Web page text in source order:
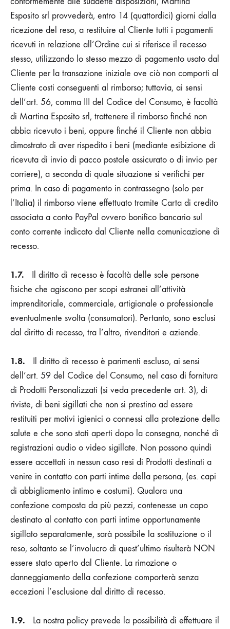
Esposito srl provvederà, entro 14 (quattordici) giorni dalla
ricezione del reso, a restituire al Cliente tutti i pagamenti
ricevuti in relazione all’Ordine cui si riferisce il recesso
stesso, utilizzando lo stesso mezzo di pagamento usato dal
Cliente per la transazione iniziale ove ciò non comporti al
Cliente costi conseguenti al rimborso; tuttavia, ai sensi
dell’art. 56, comma III del Codice del Consumo, è facoltà
di Martina Esposito srl, trattenere il rimborso finché non
abbia ricevuto i beni, oppure finché il Cliente non abbia
dimostrato di aver rispedito i beni (mediante esibizione di
ricevuta di invio di pacco postale assicurato o di invio per
corriere), a seconda di quale situazione si verifichi per
prima. In caso di pagamento in contrassegno (solo per
l’Italia) il rimborso viene effettuato tramite Carta di credito
associata a conto PayPal ovvero bonifico bancario sul
conto corrente indicato dal Cliente nella comunicazione di
recesso.
1.7.
Il diritto di recesso è facoltà delle sole persone
fisiche che agiscono per scopi estranei all’attività
imprenditoriale, commerciale, artigianale o professionale
eventualmente svolta (consumatori). Pertanto, sono esclusi
dal diritto di recesso, tra l’altro, rivenditori e aziende.
1.8.
Il diritto di recesso è parimenti escluso, ai sensi
dell’art. 59 del Codice del Consumo, nel caso di fornitura
di Prodotti Personalizzati (si veda precedente art. 3), di
riviste, di beni sigillati che non si prestino ad essere
restituiti per motivi igienici o connessi alla protezione della
salute e che sono stati aperti dopo la consegna, nonché di
registrazioni audio o video sigillate. Non possono quindi
essere accettati in nessun caso resi di Prodotti destinati a
venire in contatto con parti intime della persona, (es. capi
di abbigliamento intimo e costumi). Qualora una
confezione composta da più pezzi, contenesse un capo
destinato al contatto con parti intime opportunamente
sigillato separatamente, sarà possibile la sostituzione o il
reso, soltanto se l’involucro di quest’ultimo risulterà NON
essere stato aperto dal Cliente. La rimozione o
danneggiamento della confezione comporterà senza
eccezioni l’esclusione dal diritto di recesso.
1.9.
La nostra policy prevede la possibilità di effettuare il